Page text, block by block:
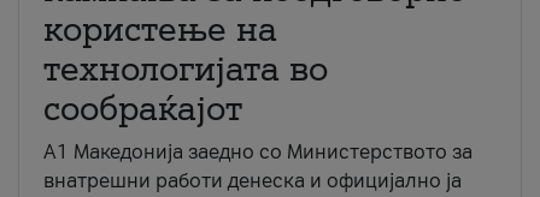
користење на
технологијата во
сообраќајот
A1 Македонија заедно со Министерството за
внатрешни работи денеска и официјално ја